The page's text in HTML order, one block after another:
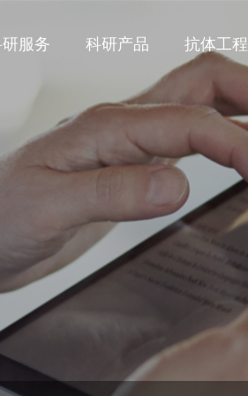
服务 科研产品 抗体工程